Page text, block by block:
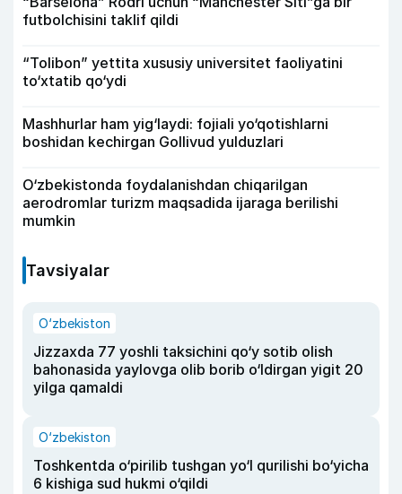
futbolchisini taklif qildi
“Tolibon” yettita xususiy universitet faoliyatini
to‘xtatib qo‘ydi
Mashhurlar ham yig‘laydi: fojiali yo‘qotishlarni
boshidan kechirgan Gollivud yulduzlari
O‘zbekistonda foydalanishdan chiqarilgan
aerodromlar turizm maqsadida ijaraga berilishi
mumkin
Tavsiyalar
O‘zbekiston
Jizzaxda 77 yoshli taksichini qo‘y sotib olish
bahonasida yaylovga olib borib o‘ldirgan yigit 20
yilga qamaldi
O‘zbekiston
Toshkentda o‘pirilib tushgan yo‘l qurilishi bo‘yicha
6 kishiga sud hukmi o‘qildi